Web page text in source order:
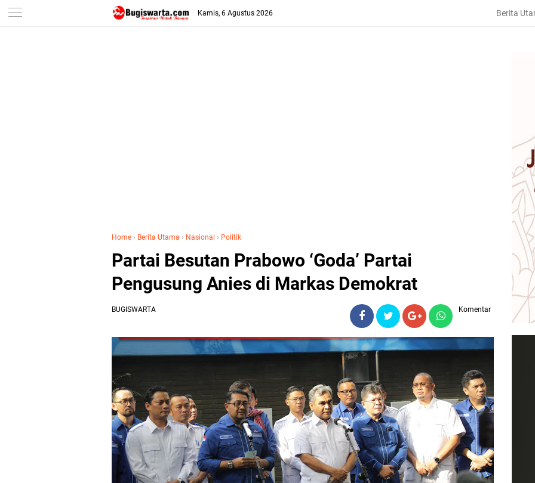
-->
Kamis, 6 Agustus 2026 Berita
Home › Berita Utama › Nasional › Politik
Partai Besutan Prabowo ‘Goda’ Partai
Pengusung Anies di Markas Demokrat
BUGISWARTA Komentar